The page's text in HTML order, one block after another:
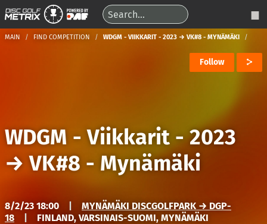
MAIN FIND COMPETITION WDGM - VIIKKARIT - 2023 → VK#8 - MYNÄMÄKI
Follow
WDGM - Viikkarit - 2023
→VK#8 - Mynämäki
8/2/23 18:00
MYNÄMÄKI DISCGOLFPARK → DGP-
18
FINLAND, VARSINAIS-SUOMI, MYNÄMÄKI